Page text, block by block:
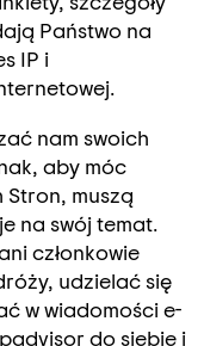
Państwo na
IP i
nam swoich
aby móc
muszą
na swój temat.
członkowie
udzielać się
w wiadomości e-
do siebie i